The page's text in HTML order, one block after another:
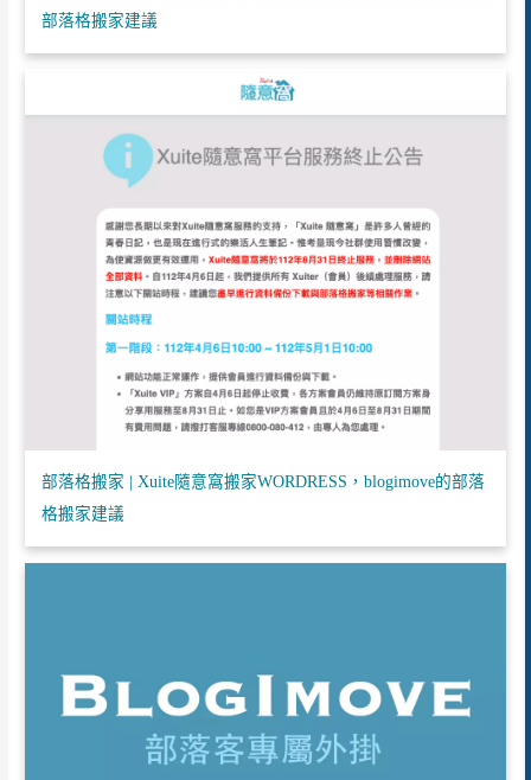
部落格搬家建議
部落格搬家 | Xuite隨意窩搬家WORDRESS，blogimove的部落
格搬家建議